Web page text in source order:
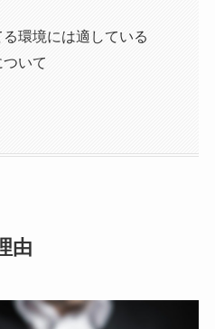
環境には適している
いて
由